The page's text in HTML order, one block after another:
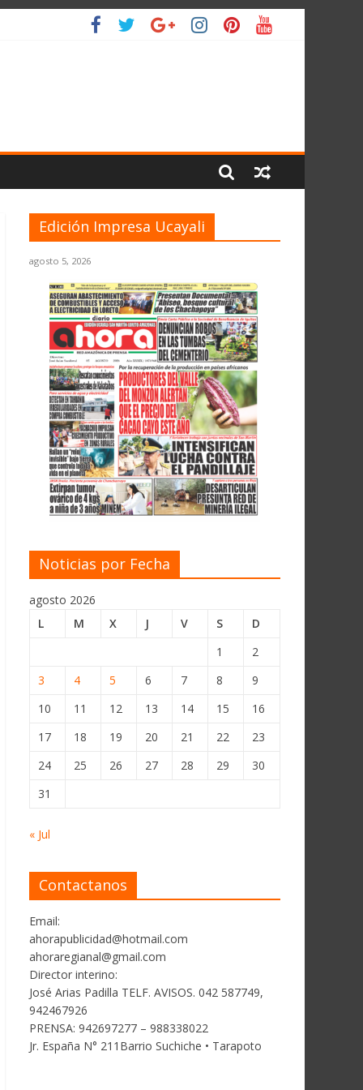
Edición Impresa Ucayali
agosto 5, 2026
Noticias por Fecha
agosto 2026
L
M X J V S
D
1
2
3
4 5 6 7 8
9
10
11 12 13 14 15
16
17
18 19 20 21 22
23
24
25 26 27 28 29
30
31
« Jul
Contactanos
Email:
ahorapublicidad@hotmail.com
ahoraregianal@gmail.com
Director interino:
José Arias Padilla TELF. AVISOS. 042 587749,
942467926
PRENSA: 942697277 – 988338022
Jr. España N° 211Barrio Suchiche • Tarapoto